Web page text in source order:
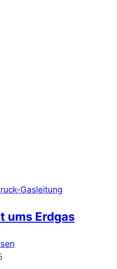
Gasleitung
ums Erdgas